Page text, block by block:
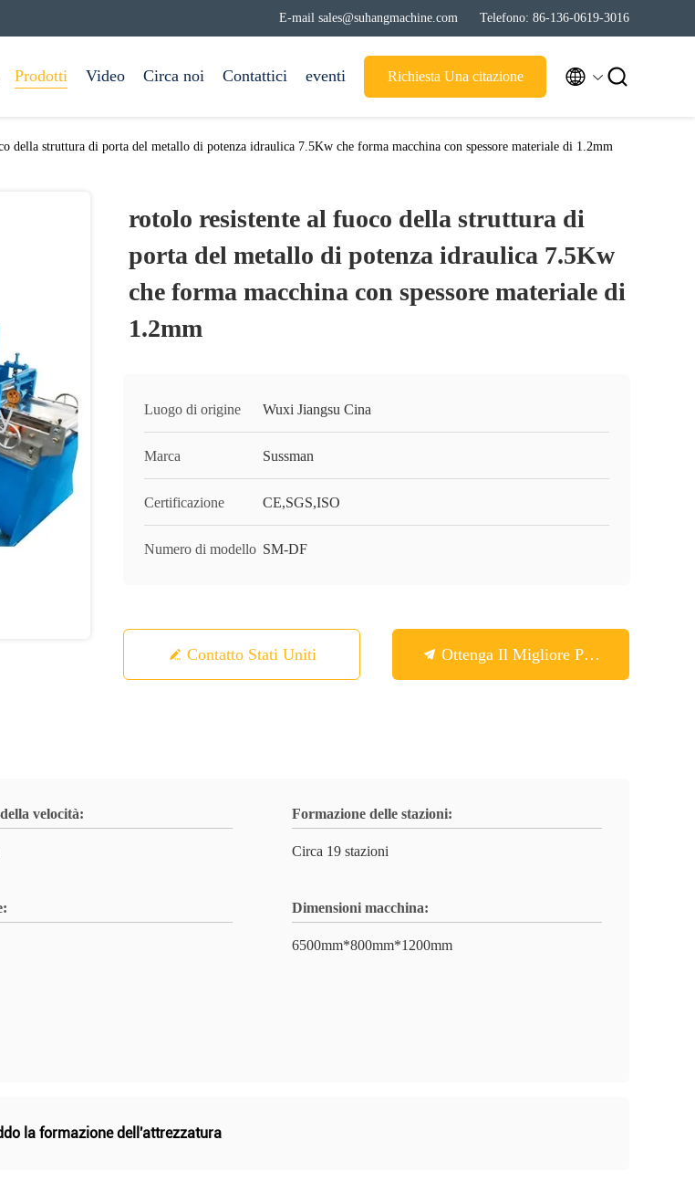
E-mail sales@suhangmachine.com Telefono: 86-136-0619-3016
Prodotti Video Circa noi Contattici eventi Richiesta Una citazione  
della struttura di porta del metallo di potenza idraulica 7.5Kw che forma macchina con spessore materiale di 1.2mm
rotolo resistente al fuoco della struttura di
porta del metallo di potenza idraulica 7.5Kw
che forma macchina con spessore materiale di
1.2mm
Luogo di origine Wuxi Jiangsu Cina
Marca Sussman
Certificazione CE,SGS,ISO
Numero di modello SM-DF
Contatto Stati Uniti Ottenga Il Migliore Prezzo
velocità: Formazione delle stazioni:
Circa 19 stazioni
Dimensioni macchina:
6500mm*800mm*1200mm
la formazione dell'attrezzatura